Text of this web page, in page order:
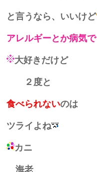
と言うなら、いいけど
アレルギーとか病気で
大好きだけど
２度と
食べられないのは
ツライよね
カニ
海老